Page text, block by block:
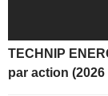
TECHNIP
par action (2026